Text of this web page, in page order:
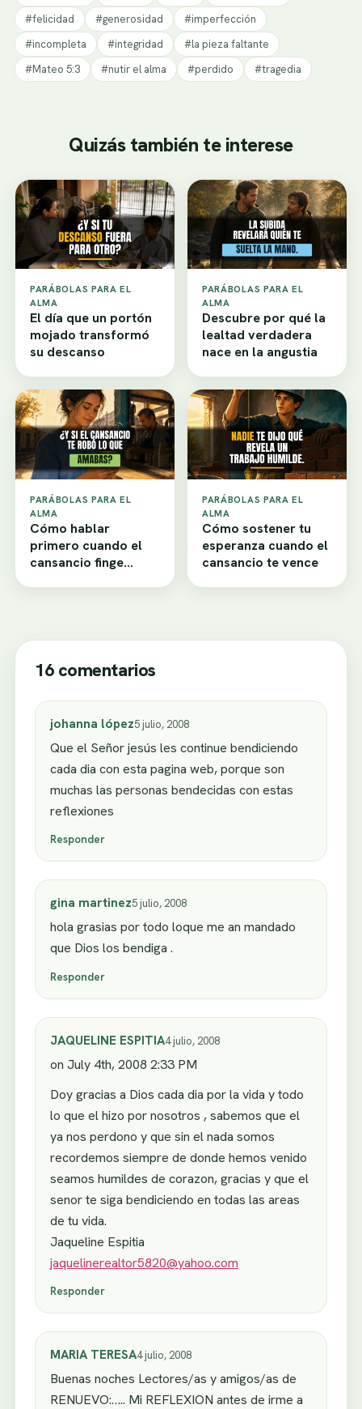
#felicidad
#generosidad
#imperfección
#incompleta
#integridad
#la pieza faltante
#Mateo 5:3
#nutir el alma #perdido #tragedia
Quizás también te interese
PARÁBOLAS PARA EL
ALMA
El día que un portón
mojado transformó
su descanso
PARÁBOLAS PARA EL
ALMA
Descubre por qué la
lealtad verdadera
nace en la angustia
PARÁBOLAS PARA EL
ALMA
Cómo hablar
primero cuando el
cansancio finge
PARÁBOLAS PARA EL
ALMA
Cómo sostener tu
esperanza cuando el
cansancio te vence
16 comentarios
johanna lópez5 julio, 2008
Que el Señor jesús les continue bendiciendo
cada dia con esta pagina web, porque son
muchas las personas bendecidas con estas
reflexiones
Responder
gina martinez5 julio, 2008
hola grasias por todo loque me an mandado
que Dios los bendiga .
Responder
JAQUELINE ESPITIA4 julio, 2008
on July 4th, 2008 2:33 PM
Doy gracias a Dios cada dia por la vida y todo
lo que el hizo por nosotros , sabemos que el
ya nos perdono y que sin el nada somos
recordemos siempre de donde hemos venido
seamos humildes de corazon, gracias y que el
senor te siga bendiciendo en todas las areas
de tu vida.
Jaqueline Espitia
jaquelinerealtor5820@yahoo.com
Responder
MARIA TERESA4 julio, 2008
Buenas noches Lectores/as y amigos/as de
RENUEVO:….. Mi REFLEXION antes de irme a